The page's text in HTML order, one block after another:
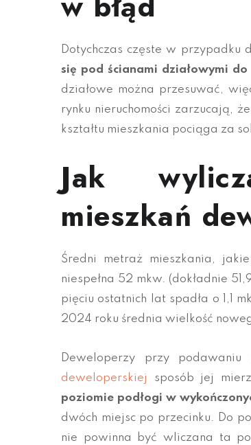
Dotychczas częste w przypadku
się pod ścianami działowymi
działowe można przesuwać,
rynku nieruchomości zarzucają,
kształtu mieszkania pociąga za
Jak
mieszkań
Średni metraż mieszkania,
niespełna 52 mkw. (dokładnie
pięciu ostatnich lat spadła o 1,1
2024 roku średnia wielkość
Deweloperzy przy
deweloperskiej
sposób jej
poziomie podłogi w
dwóch miejsc po przecinku. Do
nie powinna być wliczana ta